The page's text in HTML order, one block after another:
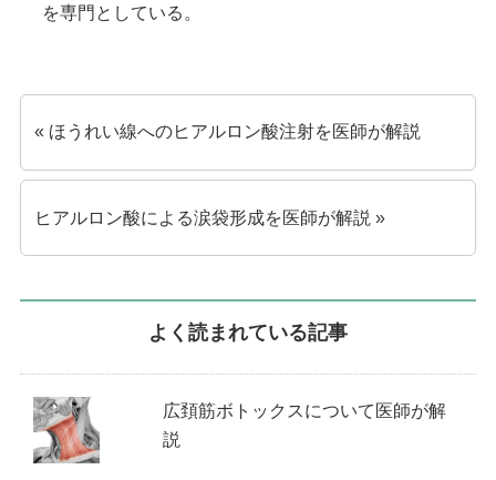
を専門としている。
« ほうれい線へのヒアルロン酸注射を医師が解説
ヒアルロン酸による涙袋形成を医師が解説 »
よく読まれている記事
広頚筋ボトックスについて医師が解
説